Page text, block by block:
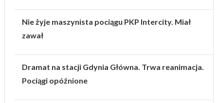
Nie żyje maszynista pociągu PKP Intercity. Miał
zawał
Dramat na stacji Gdynia Główna. Trwa reanimacja.
Pociągi opóźnione